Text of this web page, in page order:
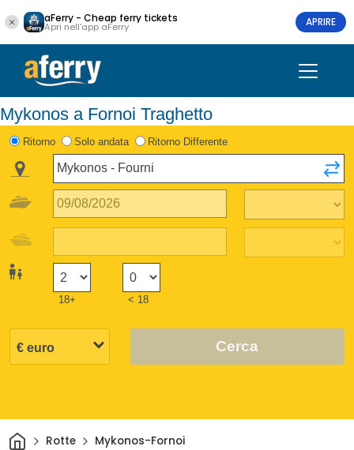
aFerry - Cheap ferry tickets
Apri nell'app aFerry APRIRE
Mykonos a Fornoi Traghetto
Ritorno Solo andata Ritorno Differente
18+ < 18
Cerca
CasaRotte Mykonos-Fornoi